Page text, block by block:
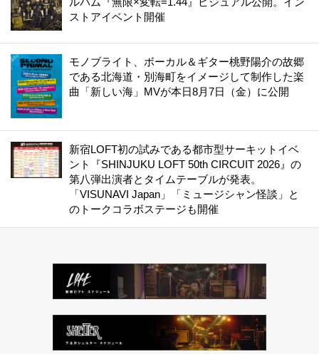
ストアイベント開催
モノブライト、ボーカル＆ギター桃野陽介の故郷
である北海道・別海町をイメージして制作した楽
曲「新しい海」MVが本日8月7日（金）に公開
新宿LOFT初の試みである都市型サーキットイベ
ント『SHINJUKU LOFT 50th CIRCUIT 2026』の
第八弾出演者とタイムテーブルが発表。
「VISUNAVI Japan」「ミュージシャン怪談」と
のトークコラボステージも開催